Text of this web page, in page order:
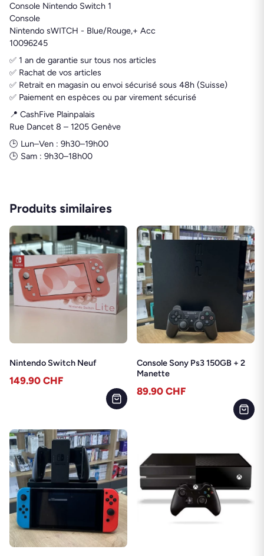
Console Nintendo Switch 1
Console
Nintendo sWITCH - Blue/Rouge,+ Acc
10096245
✅ 1 an de garantie sur tous nos articles
✅ Rachat de vos articles
✅ Retrait en magasin ou envoi sécurisé sous 48h (Suisse)
✅ Paiement en espèces ou par virement sécurisé
📍 CashFive Plainpalais
Rue Dancet 8 – 1205 Genève
🕒 Lun–Ven : 9h30–19h00
🕒 Sam : 9h30–18h00
Produits similaires
Nintendo Switch Neuf
149.90 CHF
Console Sony Ps3 150GB + 2
Manette
89.90 CHF